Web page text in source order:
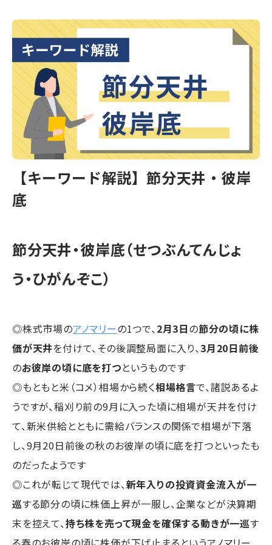
【キーワード解説】節分天井・彼岸
底
節分天井・彼岸底（せつぶんてんじょ
う・ひがんぞこ）
◎株式市場のアノマリーの1つで、 2月3日の節分の頃に株
価が天井を付けて、その後調整局面に入り、3月20日前後
のお彼岸の頃に底を打つというものです
◎もともと米（コメ）相場から続く相場格言で、諸説あるよ
うですが、稲刈り前の9月に入った頃に相場が天井を付け
て、新米供給とともに需給バランスの関係で相場が下落
し、9月20日前後の秋のお彼岸の頃に底を打つといったも
のだったようです
◎これが転じて現代では、新年入りの投資資金流入が一
巡する節分の頃に株価上昇が一服し、企業などが決算期
末を控えて、持ち株を売って現金を確保する動きが一巡す